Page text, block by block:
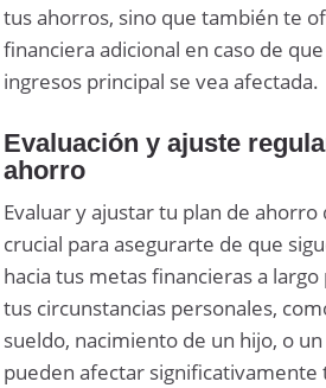
tus ahorros, sino que también te
financiera adicional en caso de
ingresos principal se vea afectada.
Evaluación y ajuste
ahorro
Evaluar y ajustar tu plan de
crucial para asegurarte de que
hacia tus metas financieras a
tus circunstancias personales,
sueldo, nacimiento de un hijo, o
pueden afectar significativamente